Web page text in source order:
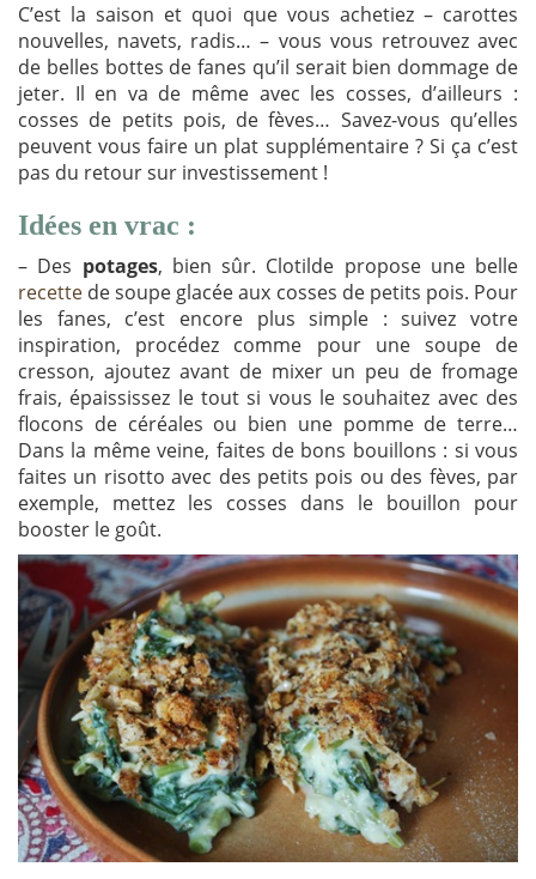
C’est la saison et quoi que vous achetiez – carottes
nouvelles, navets, radis… – vous vous retrouvez avec
de belles bottes de fanes qu’il serait bien dommage de
jeter. Il en va de même avec les cosses, d’ailleurs :
cosses de petits pois, de fèves… Savez-vous qu’elles
peuvent vous faire un plat supplémentaire ? Si ça c’est
pas du retour sur investissement !
Idées en vrac :
– Des potages, bien sûr. Clotilde propose une belle
recette de soupe glacée aux cosses de petits pois. Pour
les fanes, c’est encore plus simple : suivez votre
inspiration, procédez comme pour une soupe de
cresson, ajoutez avant de mixer un peu de fromage
frais, épaississez le tout si vous le souhaitez avec des
flocons de céréales ou bien une pomme de terre…
Dans la même veine, faites de bons bouillons : si vous
faites un risotto avec des petits pois ou des fèves, par
exemple, mettez les cosses dans le bouillon pour
booster le goût.